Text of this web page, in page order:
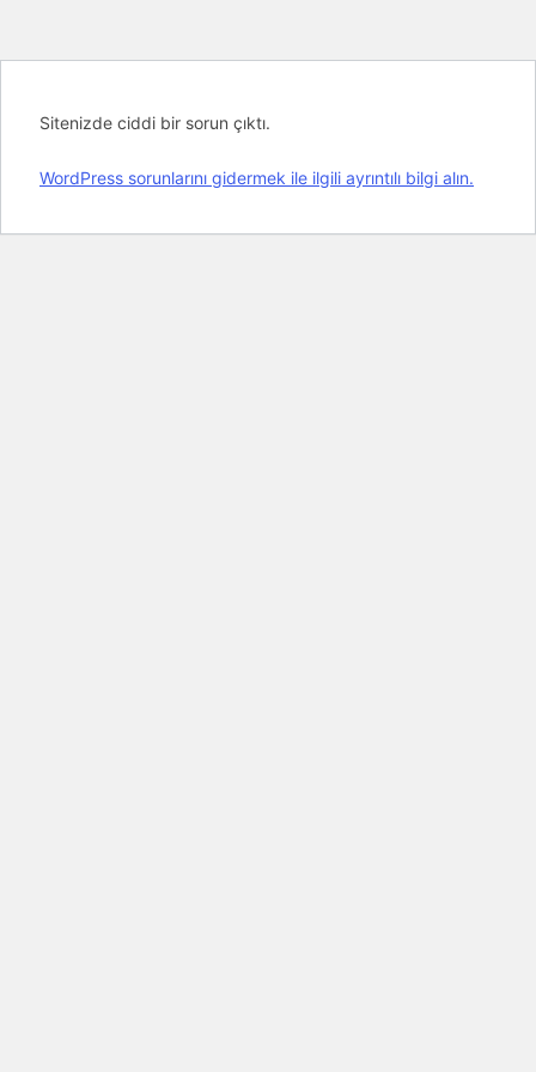
Sitenizde ciddi bir sorun çıktı.
WordPress sorunlarını gidermek ile ilgili ayrıntılı bilgi alın.